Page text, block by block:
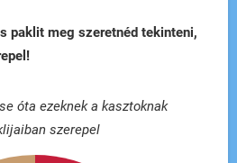
paklit meg szeretnéd tekinteni,
óta ezeknek a kasztoknak
szerepel